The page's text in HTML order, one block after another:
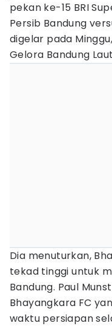
pekan ke-15 BRI
Persib Bandung
digelar pada
Gelora Bandung
Dia menuturkan,
tekad tinggi untuk
Bandung. Paul
Bhayangkara FC
waktu persiapan